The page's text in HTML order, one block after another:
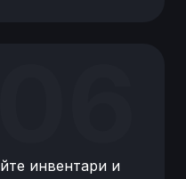
инвентари и